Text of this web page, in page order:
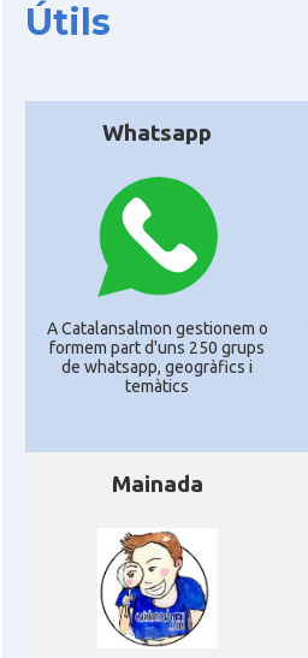
Útils
Whatsapp
A Catalansalmon gestionem o
formem part d'uns 250 grups
de whatsapp, geogràfics i
temàtics
Mainada